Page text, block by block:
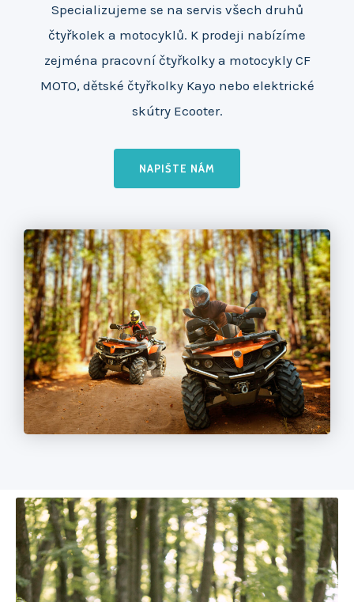
Specializujeme se na servis všech druhů
čtyřkolek a motocyklů. K prodeji nabízíme
zejména pracovní čtyřkolky a motocykly CF
MOTO, dětské čtyřkolky Kayo nebo elektrické
skútry Ecooter.
NAPIŠTE NÁM